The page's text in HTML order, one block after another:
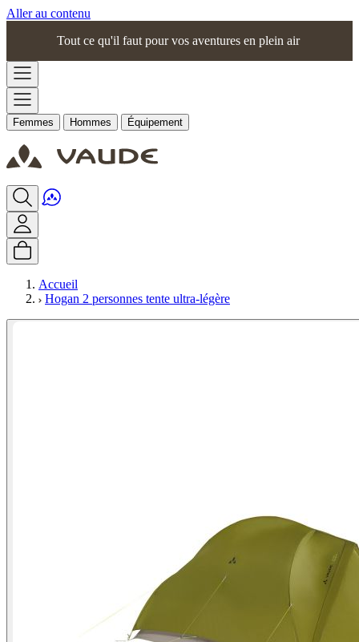
Aller au contenu
Tout ce qu'il faut pour vos aventures en plein air
Femmes Hommes Équipement
Accueil
Hogan 2 personnes tente ultra-légère